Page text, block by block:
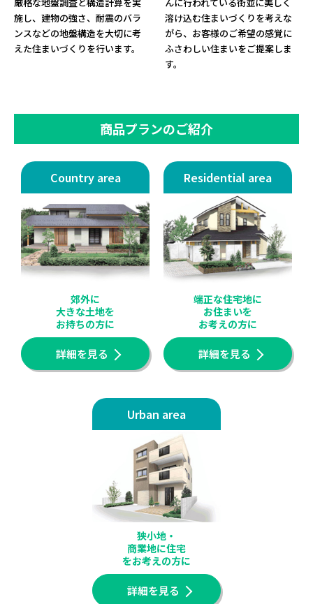
施し、建物の強さ、耐震のバラ
ンスなどの地盤構造を大切に考
えた住まいづくりを行います。
溶け込む住まいづくりを考えな
がら、お客様のご希望の感覚に
ふさわしい住まいをご提案しま
す。
商品プランのご紹介
Country area
郊外に
大きな土地を
お持ちの方に
詳細を見る
Residential area
端正な住宅地に
お住まいを
お考えの方に
詳細を見る
Urban area
狭小地・
商業地に住宅
をお考えの方に
詳細を見る